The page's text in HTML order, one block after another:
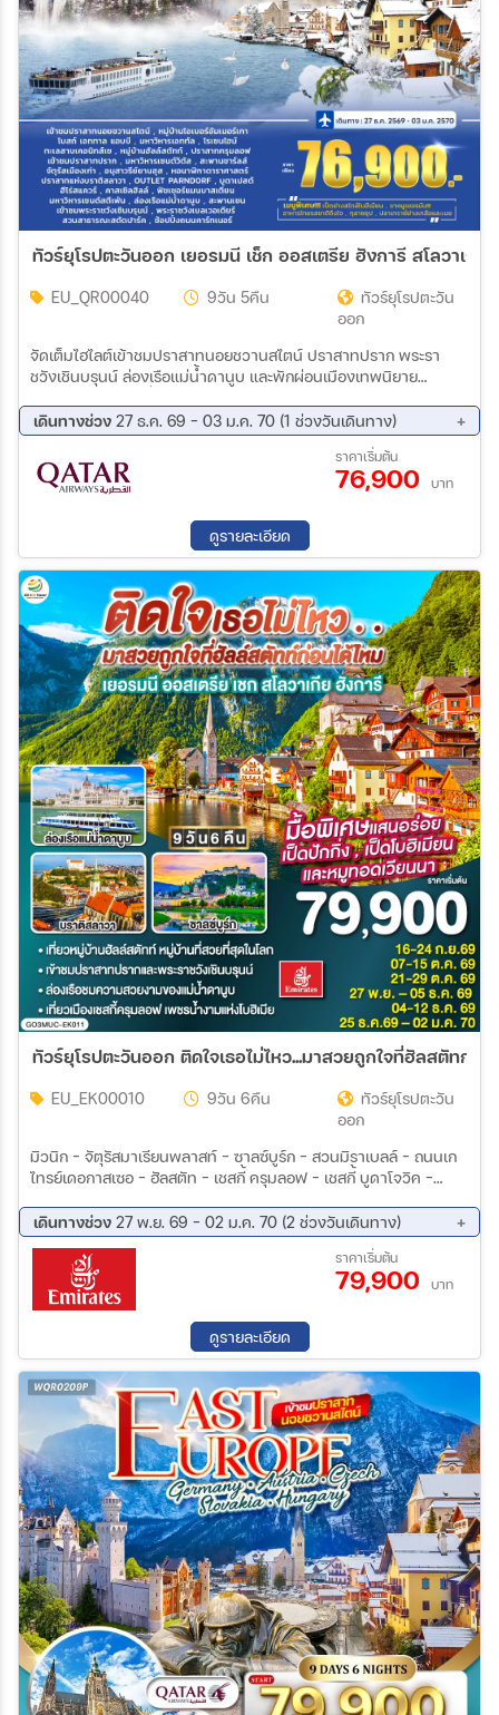
ทัวร์ยุโรปตะวันออก เยอรมนี เช็ก ออสเตรีย ฮังการี สโลวาเกี
EU_QR00040 9วัน 5คืน
ทัวร์ยุโรปตะวัน
ออก
จัดเต็มไฮไลต์เข้าชมปราสาทนอยชวานสไตน์ ปราสาทปราก พระรา
ชวังเชินบรุนน์ ล่องเรือแม่น้ำดานูบ และพักผ่อนเมืองเทพนิยาย
เมียน
เดินทางช่วง 27 ธ.ค. 69 - 03 ม.ค. 70 (1 ช่วงวันเดินทาง)
ราคาเริ่มต้น
76,900 บาท
ดูรายละเอียด
ทัวร์ยุโรปตะวันออก ติดใจเธอไม่ไหว...มาสวยถูกใจที่ฮัลสตัทก่อ
EU_EK00010 9วัน 6คืน
ทัวร์ยุโรปตะวัน
ออก
มิวนิก – จัตุรัสมาเรียนพลาสท์ – ซาลซ์บูร์ก - สวนมิราเบลล์ - ถนนเก
ไทรย์เดอกาสเซอ - ฮัลสตัท – เชสกี้ ครุมลอฟ – เชสกี้ บูดาโจวิค –
ชมมหาวิหารเซนต์วิตุส – ย่านช่างทองโบราณ - บราติสลาวา –
Parndorf Outlet – บูดาเปสต์ – ล่องเรือแม่น้ำดานูบ - เวียนนา– เข้า
ชมพระราชวังเชินบรุนน์ - ถนนคาร์ทเนอร์
เดินทางช่วง 27 พ.ย. 69 - 02 ม.ค. 70 (2 ช่วงวันเดินทาง)
27 พ.ย. 69 - 05 ธ.ค. 69 25 ธ.ค. 69 - 02 ม.ค. 70
ราคาเริ่มต้น
79,900 บาท
ดูรายละเอียด